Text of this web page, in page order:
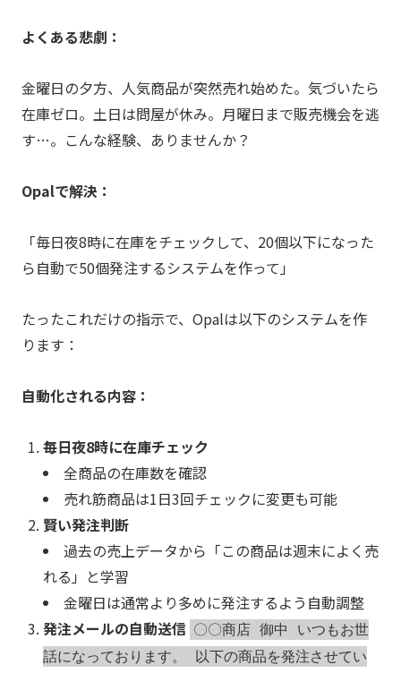
よくある悲劇：
金曜日の夕方、人気商品が突然売れ始めた。気づいたら
在庫ゼロ。土日は問屋が休み。月曜日まで販売機会を逃
す…。こんな経験、ありませんか？
Opalで解決：
「毎日夜8時に在庫をチェックして、20個以下になった
ら自動で50個発注するシステムを作って」
たったこれだけの指示で、Opalは以下のシステムを作
ります：
自動化される内容：
毎日夜8時に在庫チェック
全商品の在庫数を確認
売れ筋商品は1日3回チェックに変更も可能
賢い発注判断
過去の売上データから「この商品は週末によく売
れる」と学習
金曜日は通常より多めに発注するよう自動調整
発注メールの自動送信 〇〇商店 御中 いつもお世
話になっております。 以下の商品を発注させてい